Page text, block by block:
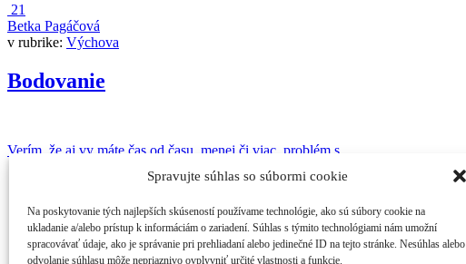
Spravujte súhlas so súbormi cookie
Na poskytovanie tých najlepších skúseností používame technológie, ako sú súbory cookie na
ukladanie a/alebo prístup k informáciám o zariadení. Súhlas s týmito technológiami nám umožní
spracovávať údaje, ako je správanie pri prehliadaní alebo jedinečné ID na tejto stránke. Nesúhlas alebo
odvolanie súhlasu môže nepriaznivo ovplyvniť určité vlastnosti a funkcie.
21
Betka Pagáčová
v rubrike: Výchova
Bodovanie
Verím, že aj vy máte čas od času, menej či viac, problém s ...